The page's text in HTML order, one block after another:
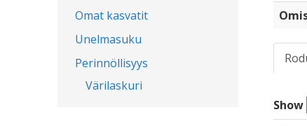
Omat kasvatit
Unelmasuku
Perinnöllisyys
Värilaskuri
Show